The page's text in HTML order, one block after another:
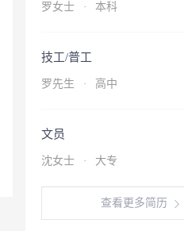
罗女士 · 本科
技工/普工
罗先生 · 高中
文员
沈女士 · 大专
查看更多简历